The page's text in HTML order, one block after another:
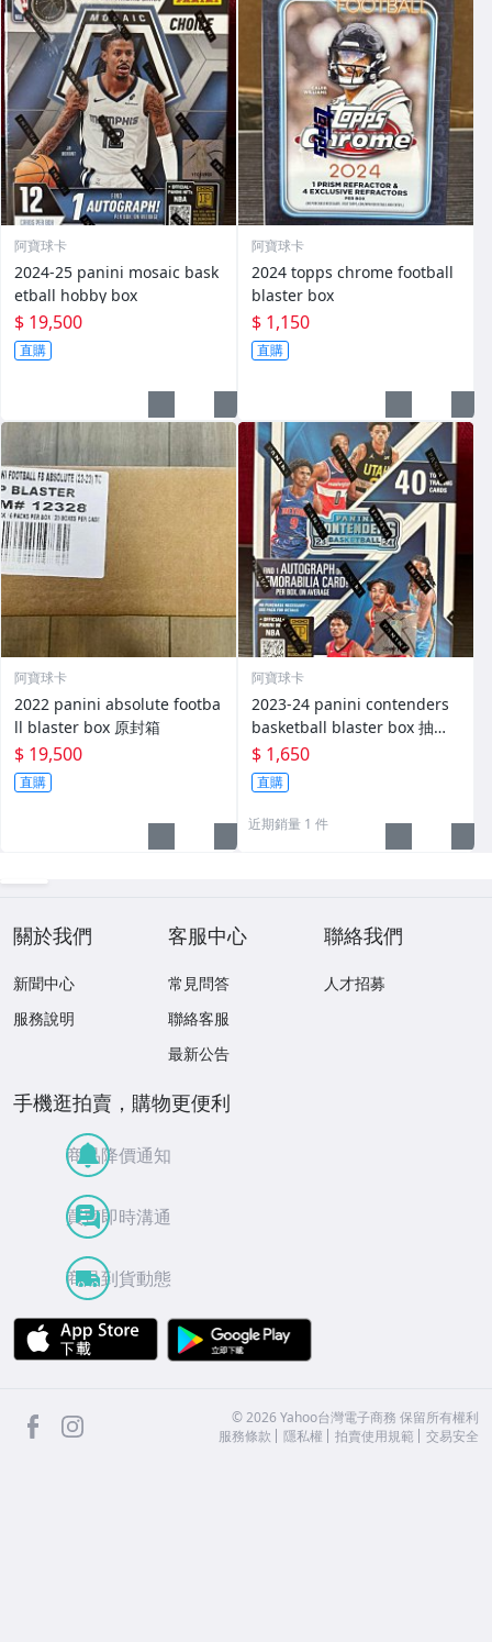
阿寶球卡
2024-25 panini mosaic bask
etball hobby box
$ 19,500
直購
阿寶球卡
2024 topps chrome football
blaster box
$ 1,150
直購
阿寶球卡
2022 panini absolute footba
ll blaster box 原封箱
$ 19,500
直購
阿寶球卡
2023-24 panini contenders
basketball blaster box 抽斑
馬
$ 1,650
直購
近期銷量 1 件
關於我們
新聞中心
服務說明
客服中心
常見問答
聯絡客服
最新公告
聯絡我們
人才招募
手機逛拍賣，購物更便利
商品降價通知
買賣即時溝通
商品到貨動態
APP Store
facebook ©2026 Yahoo台灣電子商務 保留所有權利
服務條款
隱私權 拍賣使用規範 交易安全